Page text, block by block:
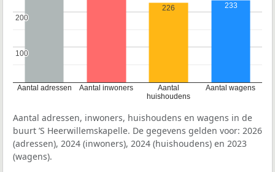
Aantal adressen Aantal inwoners
Aantal
huishoudens
Aantal wagens
100
100
200
200
226 233
Aantal adressen, inwoners, huishoudens en wagens in de
buurt ’S Heerwillemskapelle. De gegevens gelden voor: 2026
(adressen), 2024 (inwoners), 2024 (huishoudens) en 2023
(wagens).